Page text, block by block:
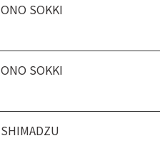
ONO SOKKI
ONO SOKKI
SHIMADZU